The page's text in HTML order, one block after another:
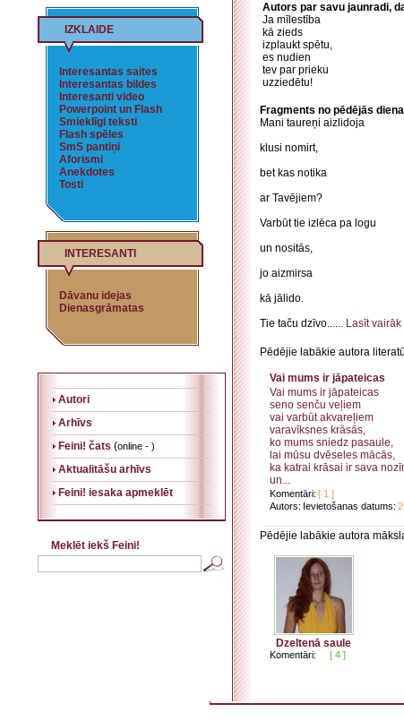
IZKLAIDE
Interesantas saites
Interesantas bildes
Interesanti video
Powerpoint un Flash
Smieklīgi teksti
Flash spēles
SmS pantiņi
Aforismi
Anekdotes
Tosti
INTERESANTI
Dāvanu idejas
Dienasgrāmatas
Autori
Arhīvs
Feini! čats (online - )
Aktualitāšu arhīvs
Feini! iesaka apmeklēt
Meklēt iekš Feini!
Autors par savu jaunradi,
Ja mīlestība
kā zieds
izplaukt spētu,
es nudien
tev par prieku
uzziedētu!
Fragments no pēdējās
Mani taureņi aizlidoja
klusi nomirt,
bet kas notika
ar Tavējiem?
Varbūt tie izlēca pa logu
un nositās,
jo aizmirsa
kā jālido.
Tie taču dzīvo...... Lasīt vairāk
Pēdējie labākie autora
Vai mums ir jāpateicas
Vai mums ir jāpateicas
seno senču veļiem
vai varbūt akvareļiem
varavīksnes krāsās,
ko mums sniedz pasaule,
lai mūsu dvēseles mācās,
ka katrai krāsai ir sava
un...
Komentāri: [ 1 ]
Autors: Ievietošanas datums:
Pēdējie labākie autora
Dzeltenā saule
Komentāri: [ 4 ]